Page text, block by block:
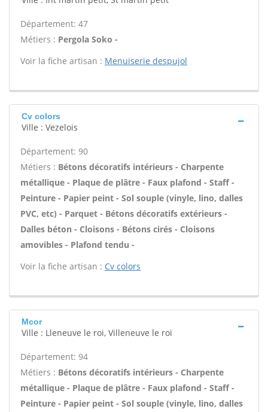
Département: 47
Métiers : Pergola Soko -
Voir la fiche artisan : Menuiserie despujol
Cv colors
Ville : Vezelois
Département: 90
Métiers : Bétons décoratifs intérieurs - Charpente
métallique - Plaque de plâtre - Faux plafond - Staff -
Peinture - Papier peint - Sol souple (vinyle, lino, dalles
PVC, etc) - Parquet - Bétons décoratifs extérieurs -
Dalles béton - Cloisons - Bétons cirés - Cloisons
amovibles - Plafond tendu -
Voir la fiche artisan : Cv colors
Mcor
Ville : Lleneuve le roi, Villeneuve le roi
Département: 94
Métiers : Bétons décoratifs intérieurs - Charpente
métallique - Plaque de plâtre - Faux plafond - Staff -
Peinture - Papier peint - Sol souple (vinyle, lino, dalles